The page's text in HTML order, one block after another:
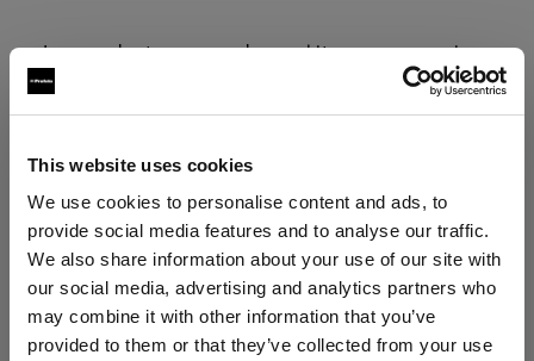
This website uses cookies
We use cookies to personalise content and ads, to
provide social media features and to analyse our traffic.
We also share information about your use of our site with
our social media, advertising and analytics partners who
may combine it with other information that you’ve
provided to them or that they’ve collected from your use
Los productos se venden en kits con accesorios
como cables, bolsas, cargadores, etc. Consulta
las páginas de los productos para ver qué
La venta de unidades de
demostración es definitiva. No se
aceptan devoluciones.
Para comprarlas, haz clic en el botón Comprar